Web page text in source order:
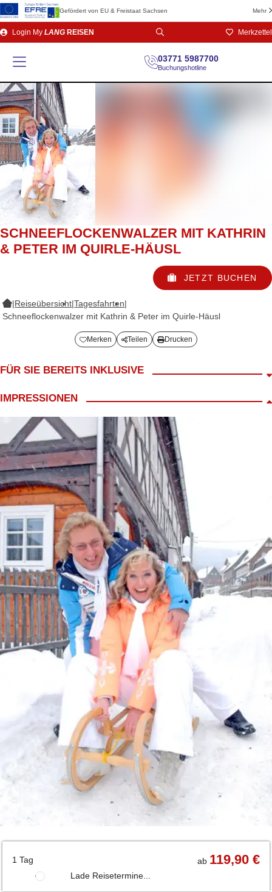
Gefördert von EU & Freistaat Sachsen Mehr
Direkt
zum
Login My LANG REISEN Merkzettel
03771 5987700
Buchungshotline
SCHNEEFLOCKENWALZER MIT KATHRIN
& PETER IM QUIRLE-HÄUSL
JETZT BUCHEN
|Reiseübersicht|Tagesfahrten|
Schneeflockenwalzer mit Kathrin & Peter im Quirle-Häusl
Merken Teilen Drucken
FÜR SIE BEREITS INKLUSIVE
Bordbegleitung
Begrüßungskaffee
inkl. Mittagessen im Quirle-Häusl
inkl. Kaffeegedeck
Programm Schneeflockenwalzer mit Kathrin & Peter
Achtung: nicht rollstuhl- oder behindertengerecht
IMPRESSIONEN
1 Tag ab 119,90 €
Lade Reisetermine...